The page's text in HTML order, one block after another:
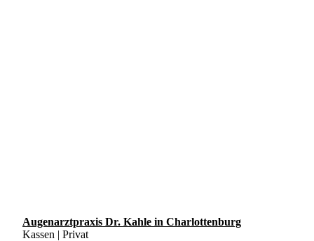
Augenarztpraxis Dr. Kahle in Charlottenburg
Kassen | Privat